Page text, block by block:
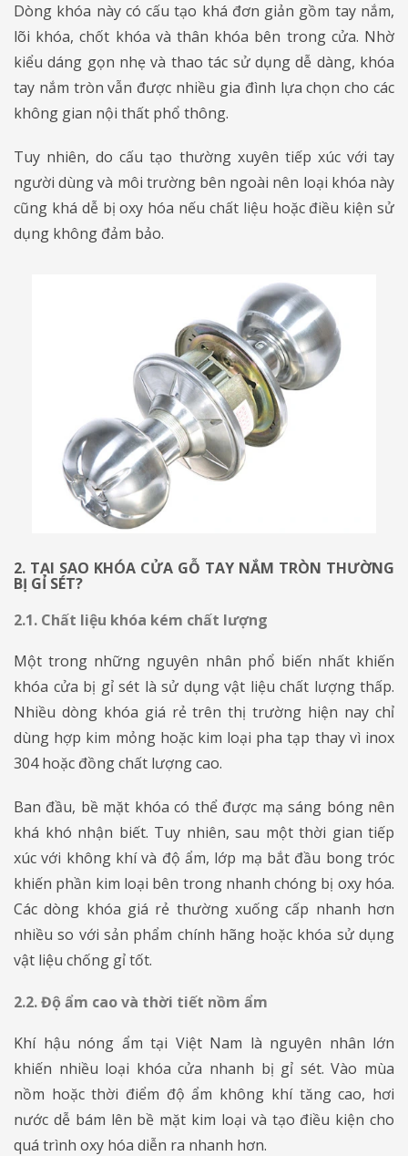
Dòng khóa này có cấu tạo khá đơn giản gồm tay nắm,
lõi khóa, chốt khóa và thân khóa bên trong cửa. Nhờ
kiểu dáng gọn nhẹ và thao tác sử dụng dễ dàng, khóa
tay nắm tròn vẫn được nhiều gia đình lựa chọn cho các
không gian nội thất phổ thông.
Tuy nhiên, do cấu tạo thường xuyên tiếp xúc với tay
người dùng và môi trường bên ngoài nên loại khóa này
cũng khá dễ bị oxy hóa nếu chất liệu hoặc điều kiện sử
dụng không đảm bảo.
2. TẠI SAO KHÓA CỬA GỖ TAY NẮM TRÒN THƯỜNG
BỊ GỈ SÉT?
2.1. Chất liệu khóa kém chất lượng
Một trong những nguyên nhân phổ biến nhất khiến
khóa cửa bị gỉ sét là sử dụng vật liệu chất lượng thấp.
Nhiều dòng khóa giá rẻ trên thị trường hiện nay chỉ
dùng hợp kim mỏng hoặc kim loại pha tạp thay vì inox
304 hoặc đồng chất lượng cao.
Ban đầu, bề mặt khóa có thể được mạ sáng bóng nên
khá khó nhận biết. Tuy nhiên, sau một thời gian tiếp
xúc với không khí và độ ẩm, lớp mạ bắt đầu bong tróc
khiến phần kim loại bên trong nhanh chóng bị oxy hóa.
Các dòng khóa giá rẻ thường xuống cấp nhanh hơn
nhiều so với sản phẩm chính hãng hoặc khóa sử dụng
vật liệu chống gỉ tốt.
2.2. Độ ẩm cao và thời tiết nồm ẩm
Khí hậu nóng ẩm tại Việt Nam là nguyên nhân lớn
khiến nhiều loại khóa cửa nhanh bị gỉ sét. Vào mùa
nồm hoặc thời điểm độ ẩm không khí tăng cao, hơi
nước dễ bám lên bề mặt kim loại và tạo điều kiện cho
quá trình oxy hóa diễn ra nhanh hơn.